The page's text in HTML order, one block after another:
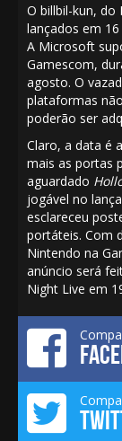
O billbil-kun, do
lançados em
A Microsoft
Gamescom,
agosto. O
plataformas
poderão ser
Claro, a data é
mais as portas
aguardado
jogável no
esclareceu
portáteis. Com
Nintendo na
anúncio será
Night Live em